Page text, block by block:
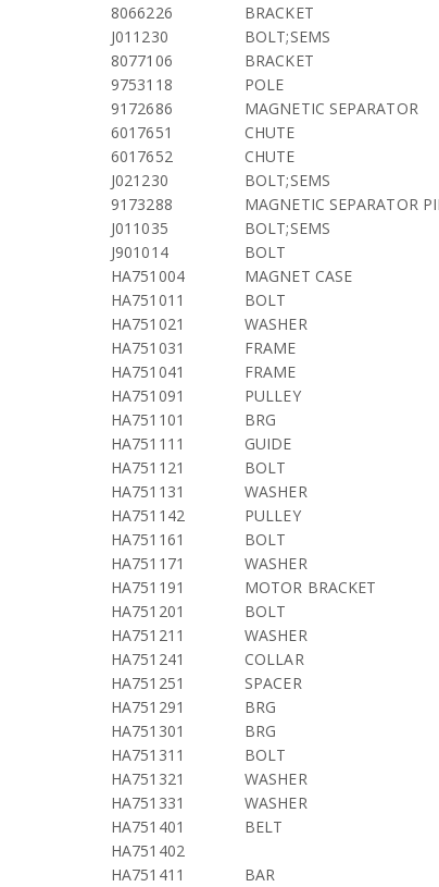
8066226
BRACKET
J011230
BOLT;SEMS
8077106
BRACKET
9753118
POLE
9172686
MAGNETIC SEPARATOR
6017651
CHUTE
6017652
CHUTE
J021230
BOLT;SEMS
9173288
MAGNETIC SEPARATOR
J011035
BOLT;SEMS
J901014
BOLT
HA751004
MAGNET CASE
HA751011
BOLT
HA751021
WASHER
HA751031
FRAME
HA751041
FRAME
HA751091
PULLEY
HA751101
BRG
HA751111
GUIDE
HA751121
BOLT
HA751131
WASHER
HA751142
PULLEY
HA751161
BOLT
HA751171
WASHER
HA751191
MOTOR BRACKET
HA751201
BOLT
HA751211
WASHER
HA751241
COLLAR
HA751251
SPACER
HA751291
BRG
HA751301
BRG
HA751311
BOLT
HA751321
WASHER
HA751331
WASHER
HA751401
BELT
HA751402
HA751411
BAR